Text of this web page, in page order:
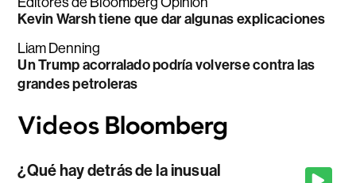
Kevin Warsh tiene que dar algunas explicaciones
Liam Denning
Un Trump acorralado podría volverse contra las
grandes petroleras
¿Qué hay detrás de la inusual